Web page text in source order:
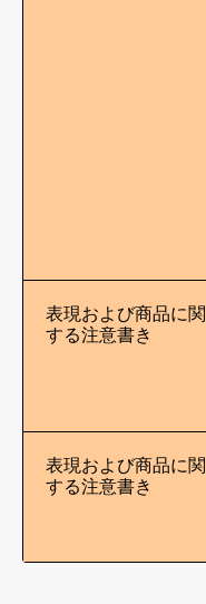
表現および商品に関
する注意書き
表現および商品に関
する注意書き